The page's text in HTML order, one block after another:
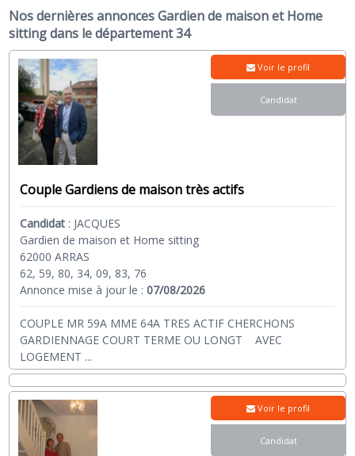
Nos dernières annonces Gardien de maison et Home
sitting dans le département 34
Couple Gardiens de maison très actifs
Candidat : JACQUES
Gardien de maison et Home sitting
62000 ARRAS
62, 59, 80, 34, 09, 83, 76
Annonce mise à jour le :07/08/2026
COUPLE MR 59A MME 64A TRES ACTIF CHERCHONS
GARDIENNAGE COURT TERME OU LONGT AVEC
LOGEMENT ...
Voir le profil
Candidat
Voir le profil
Candidat